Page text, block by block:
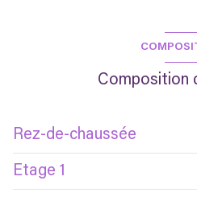
Composition
Rez-de-chaussée
cuisine
Etage 1